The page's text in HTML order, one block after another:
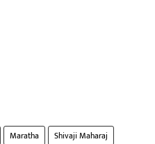
Maratha
Shivaji Maharaj